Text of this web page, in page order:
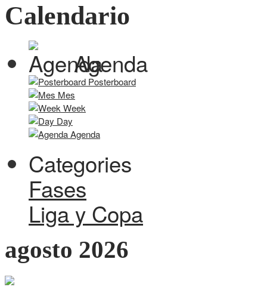
Calendario
Agenda
Posterboard
Mes
Week
Day
Agenda
Categories
Fases
Liga y Copa
agosto 2026